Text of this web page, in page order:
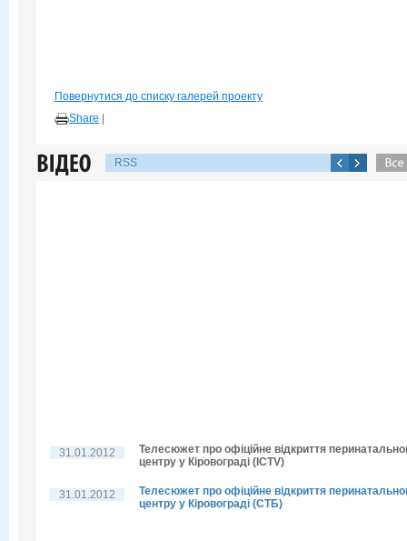
Повернутися до списку галерей проекту
Share
RSS
31.01.2012
Телесюжет про офіційне відкриття
центру у Кіровограді (ICTV)
31.01.2012
Телесюжет про офіційне відкриття
центру у Кіровограді (СТБ)